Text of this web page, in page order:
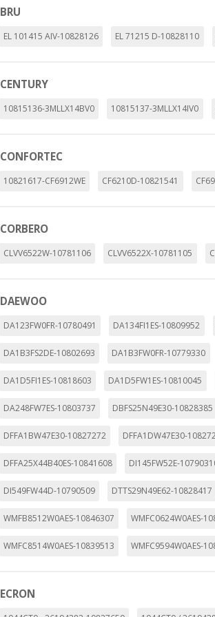
BRU
EL 101415 AIV-10828126 EL 71215 D-10828110
CENTURY
10815136-3MLLX14BV0 10815137-3MLLX14IV0
CONFORTEC
10821617-CF6912WE CF6210D-10821541
CORBERO
CLVV6522W-10781106 CLVV6522X-10781105
DAEWOO
DA123FW0FR-10780491 DA134FI1ES-10809952
DA1B3FS2DE-10802693 DA1B3FW0FR-10779330
DA1D5FI1ES-10818603 DA1D5FW1ES-10810045
DA248FW7ES-10803737 DBFS25N49E30-10828385
DFFA1BW47E30-10827272 DFFA1DW47E30-
DFFA25X44B40ES-10841608 DI145FW52E-
DI549FW44D-10790509 DTTS29N49E62-10828417
WMFB8512W0AES-10846307 WMFC0624W0AES-
WMFC8514W0AES-10839513 WMFC9594W0AES-
ECRON